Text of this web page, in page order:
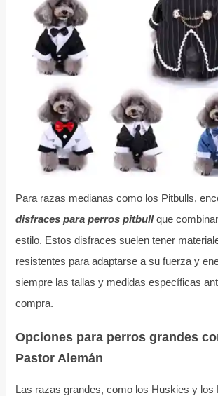
Para razas medianas como los Pitbulls,
disfraces para perros pitbullque
estilo. Estos disfraces suelen tener
resistentes para adaptarse a su fuerza y
siempre las tallas y medidas específicas
compra.
Opciones para perros grandes
Pastor Alemán
Las razas grandes, como los Huskies y los